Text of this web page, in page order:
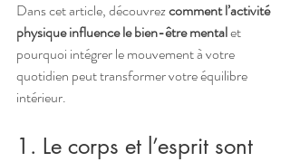
Dans cet article, découvrez comment l’activité
physique influence le bien-être mental et
pourquoi intégrer le mouvement à votre
quotidien peut transformer votre équilibre
intérieur.
1. Le corps et l’esprit sont